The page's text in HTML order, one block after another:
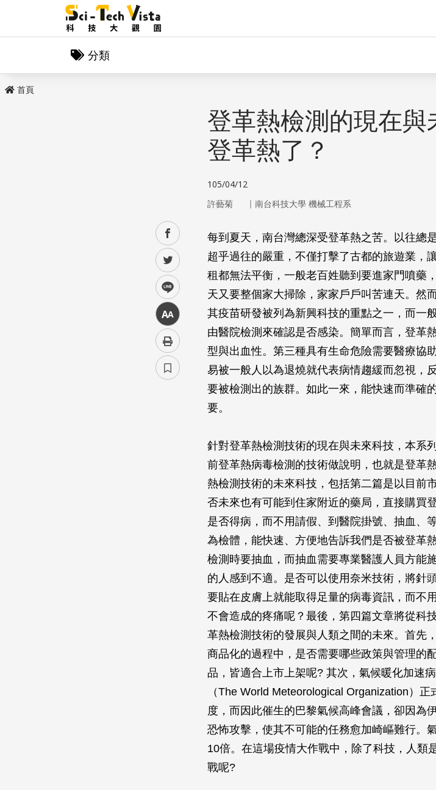
分類
首頁
facebook
twitter
line
中
登革熱檢測的現在與
登革熱了？
105/04/12
許藝菊 ｜ 南台科技大學 機械工程系
每到夏天，南台灣總深受登革熱之苦。以往總
超乎過往的嚴重，不僅打擊了古都的旅遊業，
租都無法平衡，一般老百姓聽到要進家門噴藥
天又要整個家大掃除，家家戶戶叫苦連天。然
其疫苗研發被列為新興科技的重點之一，而一
由醫院檢測來確認是否感染。簡單而言，登革
型與出血性。第三種具有生命危險需要醫療協
易被一般人以為退燒就代表病情趨緩而忽視，
要被檢測出的族群。如此一來，能快速而準確
要。
針對登革熱檢測技術的現在與未來科技，本系
前登革熱病毒檢測的技術做說明，也就是登革
熱檢測技術的未來科技，包括第二篇是以目前
否未來也有可能到住家附近的藥局，直接購買
是否得病，而不用請假、到醫院掛號、抽血、
為檢體，能快速、方便地告訴我們是否被登革
檢測時要抽血，而抽血需要專業醫護人員方能
的人感到不適。是否可以使用奈米技術，將針
要貼在皮膚上就能取得足量的病毒資訊，而不
不會造成的疼痛呢？最後，第四篇文章將從科
革熱檢測技術的發展與人類之間的未來。首先
商品化的過程中，是否需要哪些政策與管理的
品，皆適合上市上架呢? 其次，氣候暖化加速
（The World Meteorological Organization）
度，而因此催生的巴黎氣候高峰會議，卻因為
恐怖攻擊，使其不可能的任務愈加崎嶇難行。
10倍。在這場疫情大作戰中，除了科技，人類
戰呢?